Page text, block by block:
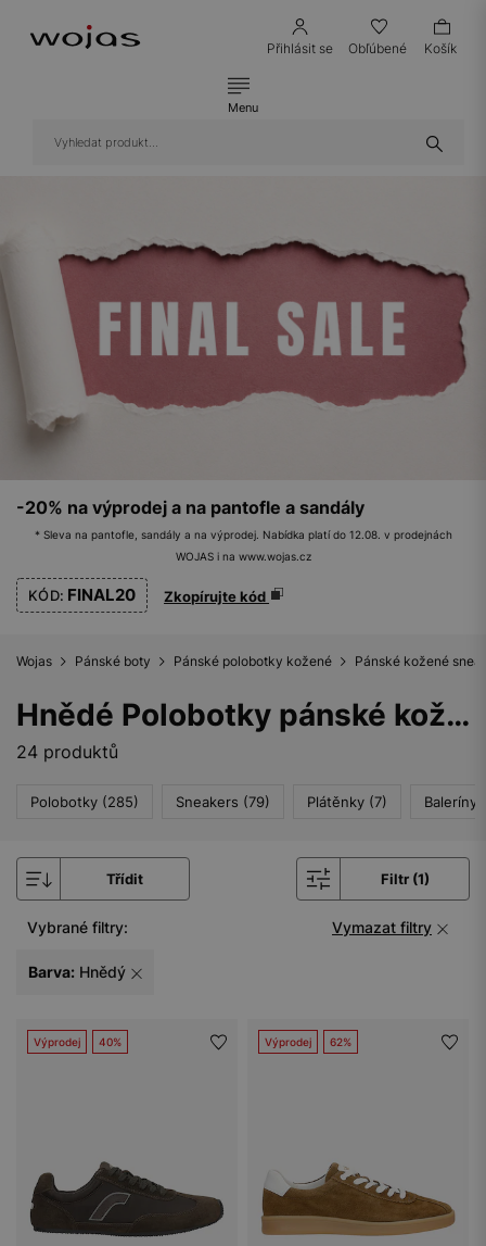
Přihlásit se Obľúbené Košík
Menu
-20% na výprodej a na pantofle a sandály
* Sleva na pantofle, sandály a na výprodej. Nabídka platí do 12.08. v prodejnách
WOJAS i na www.wojas.cz
KÓD: FINAL20 Zkopírujte kód
Wojas Pánské boty Pánské polobotky kožené Pánské kožené
Hnědé Polobotky pánské kožené sneakers
24 produktů
Polobotky (285) Sneakers (79) Plátěnky (7) Baleríny
Třídit Filtr (1)
Vybrané filtry: Vymazat filtry
Barva: Hnědý
Výprodej 40% Výprodej 62%